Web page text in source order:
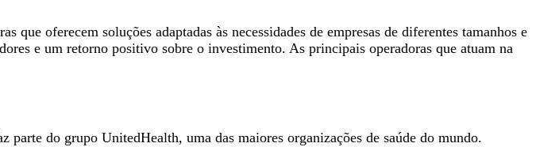
oferecem soluções adaptadas às necessidades de empresas de diferentes tamanhos e
e um retorno positivo sobre o investimento. As principais operadoras que atuam na
do grupo UnitedHealth, uma das maiores organizações de saúde do mundo.